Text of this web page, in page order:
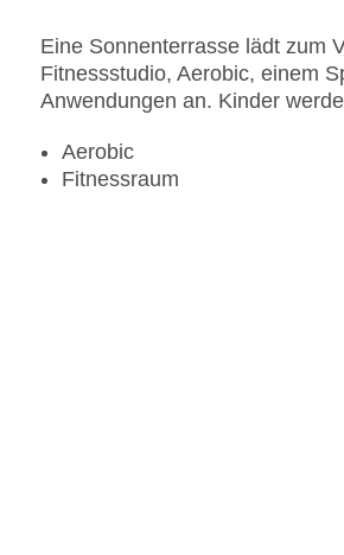
Eine Sonnenterrasse lädt zum
Fitnessstudio, Aerobic, einem
Anwendungen an. Kinder
Aerobic
Fitnessraum